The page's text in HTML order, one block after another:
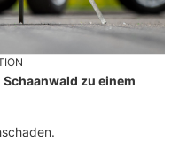
zu einem